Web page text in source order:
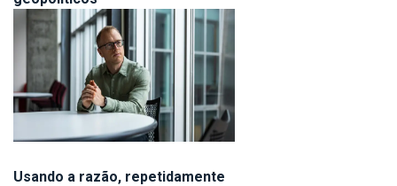
Usando a razão, repetidamente